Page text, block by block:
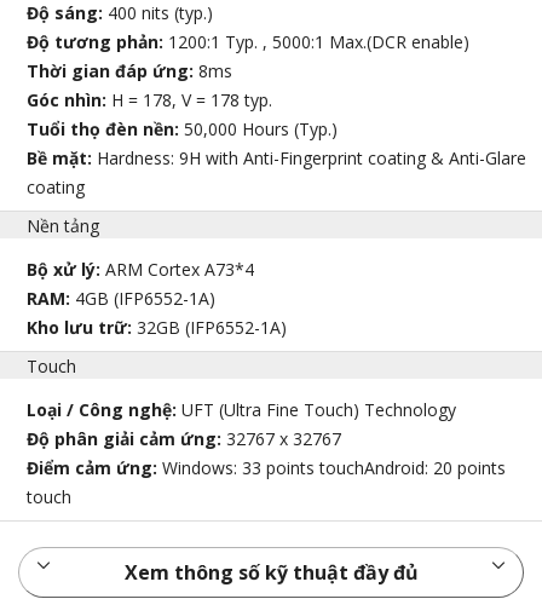
Độ sáng: 400 nits (typ.)
Độ tương phản: 1200:1 Typ. , 5000:1 Max.(DCR enable)
Thời gian đáp ứng:8ms
Góc nhìn: H = 178, V = 178 typ.
Tuổi thọ đèn nền:50,000 Hours (Typ.)
Bề mặt: Hardness: 9H with Anti-Fingerprint coating & Anti-Glare
coating
Nền tảng
Bộ xử lý:ARM Cortex A73*4
RAM: 4GB (IFP6552-1A)
Kho lưu trữ:32GB (IFP6552-1A)
Touch
Loại / Công nghệ:UFT (Ultra Fine Touch) Technology
Độ phân giải cảm ứng:32767 x 32767
Điểm cảm ứng:Windows: 33 points touchAndroid: 20 points
touch
Xem thông số kỹ thuật đầy đủ